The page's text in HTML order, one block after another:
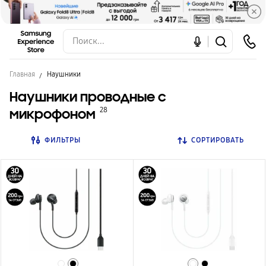
Главная Наушники
Наушники проводные с
микрофоном 28
ФИЛЬТРЫ СОРТИРОВАТЬ